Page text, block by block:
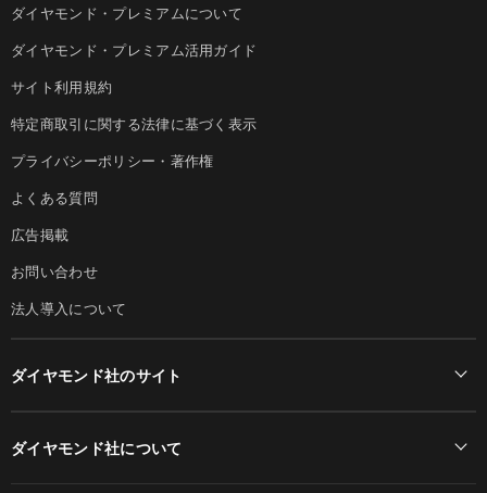
ダイヤモンド・プレミアムについて
ダイヤモンド・プレミアム活用ガイド
サイト利用規約
特定商取引に関する法律に基づく表示
プライバシーポリシー・著作権
よくある質問
広告掲載
お問い合わせ
法人導入について
ダイヤモンド社のサイト
ダイヤモンド社について